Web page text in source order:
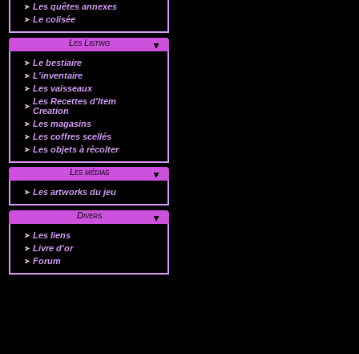
Les quêtes annexes
Le colisée
Les Listing
Le bestiaire
L'inventaire
Les vaisseaux
Les Recettes d'Item
Creation
Les magasins
Les coffres scellés
Les objets à récolter
Les médias
Les artworks du jeu
Divers
Les liens
Livre d'or
Forum